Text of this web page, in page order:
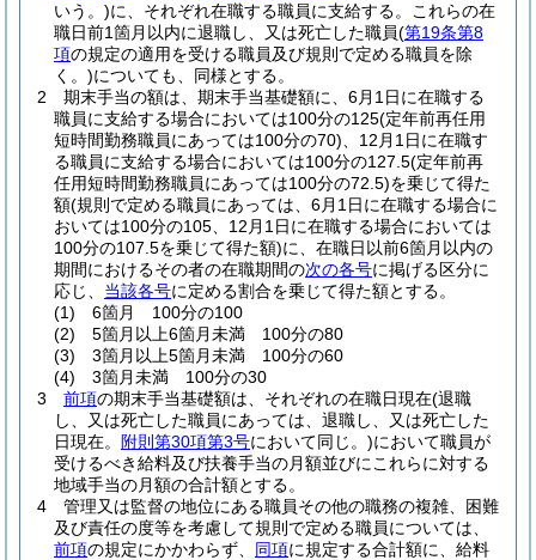
いう。)に、それぞれ在職する職員に支給する。
これらの在
職日前1箇月以内に退職し、又は死亡した職員(第19条第8
項の規定の適用を受ける職員及び規則で定める職員を除
く。)についても、同様とする。
2
期末手当の額は、期末手当基礎額に、6月1日に在職する
職員に支給する場合においては100分の125(定年前再任用
短時間勤務職員にあっては100分の70) 、12月1日に在職す
る職員に支給する場合においては100分の127.5(定年前再
任用短時間勤務職員にあっては100分の72.5)を乗じて得た
額(規則で定める職員にあっては、6月1日に在職する場合に
おいては100分の105、12月1日に在職する場合においては
100分の107.5を乗じて得た額)に、在職日以前6箇月以内の
期間におけるその者の在職期間の次の各号に掲げる区分に
応じ、 当該各号に定める割合を乗じて得た額とする。
(1)
6箇月 100分の100
(2)
5箇月以上6箇月未満 100分の80
(3)
3箇月以上5箇月未満 100分の60
(4)
3箇月未満 100分の30
3
前項の期末手当基礎額は、それぞれの在職日現在(退職
し、又は死亡した職員にあっては、退職し、又は死亡した
日現在。
附則第30項第3号において同じ。)において職員が
受けるべき給料及び扶養手当の月額並びにこれらに対する
地域手当の月額の合計額とする。
4
管理又は監督の地位にある職員その他の職務の複雑、困難
及び責任の度等を考慮して規則で定める職員については、
前項の規定にかかわらず、 同項に規定する合計額に、給料